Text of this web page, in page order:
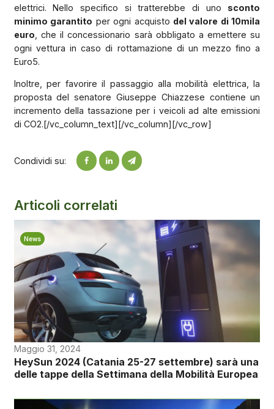
elettrici. Nello specifico si tratterebbe di uno sconto
minimo garantito per ogni acquisto del valore di 10mila
euro , che il concessionario sarà obbligato a emettere su
ogni vettura in caso di rottamazione di un mezzo fino a
Euro5.
Inoltre, per favorire il passaggio alla mobilità elettrica, la
proposta del senatore Giuseppe Chiazzese contiene un
incremento della tassazione per i veicoli ad alte emissioni
di CO2.[/vc_column_text][/vc_column][/vc_row]
Condividi su:
Articoli correlati
News
Maggio 31, 2024
HeySun 2024 (Catania 25-27 settembre) sarà una
delle tappe della Settimana della Mobilità Europea